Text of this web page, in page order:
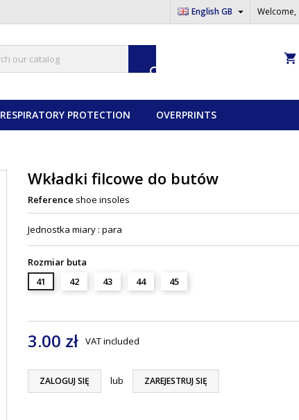
Welcome,
English GB 
shopping_cart

RESPIRATORY PROTECTION OVERPRINTS
Wkładki filcowe do butów
Reference shoe insoles
Jednostka miary : para
Rozmiar buta
41
42 43 44 45
3.00 zł VAT included
ZALOGUJ SIĘ lub ZAREJESTRUJ SIĘ